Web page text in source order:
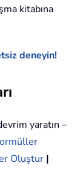
kitabına
deneyin!
yaratın –
Oluştur |